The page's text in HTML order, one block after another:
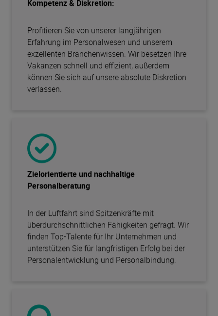
Kompetenz & Diskretion:
Profitieren Sie von unserer langjährigen
Erfahrung im Personalwesen und unserem
exzellenten Branchenwissen. Wir besetzen Ihre
Vakanzen schnell und effizient, außerdem
können Sie sich auf unsere absolute Diskretion
verlassen.
Zielorientierte und nachhaltige
Personalberatung
In der Luftfahrt sind Spitzenkräfte mit
überdurchschnittlichen Fähigkeiten gefragt. Wir
finden Top-Talente für Ihr Unternehmen und
unterstützen Sie für langfristigen Erfolg bei der
Personalentwicklung und Personalbindung.